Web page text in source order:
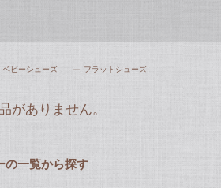
ベビーシューズ フラットシューズ
がありません。
の一覧から探す